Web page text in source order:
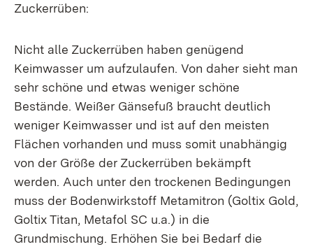
Zuckerrüben:
Nicht alle Zuckerrüben haben genügend
Keimwasser um aufzulaufen. Von daher sieht man
sehr schöne und etwas weniger schöne
Bestände. Weißer Gänsefuß braucht deutlich
weniger Keimwasser und ist auf den meisten
Flächen vorhanden und muss somit unabhängig
von der Größe der Zuckerrüben bekämpft
werden. Auch unter den trockenen Bedingungen
muss der Bodenwirkstoff Metamitron (Goltix Gold,
Goltix Titan, Metafol SC u.a.) in die
Grundmischung. Erhöhen Sie bei Bedarf die